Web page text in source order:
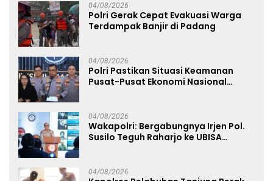
04/08/2026
Polri Gerak Cepat Evakuasi Warga
Terdampak Banjir di Padang
04/08/2026
Polri Pastikan Situasi Keamanan
Pusat-Pusat Ekonomi Nasional
04/08/2026
Wakapolri: Bergabungnya Irjen Pol.
Susilo Teguh Raharjo ke UBISA
04/08/2026